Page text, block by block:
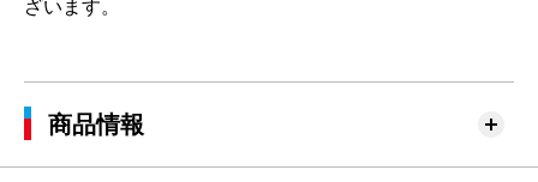
ざいます。
商品情報